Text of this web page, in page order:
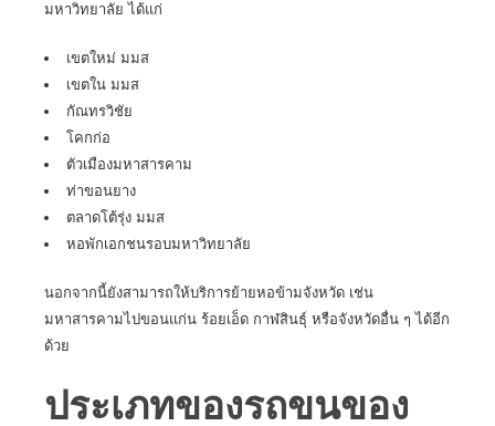
มหาวิทยาลัย ได้แก่
เขตใหม่ มมส
เขตใน มมส
กัณทรวิชัย
โคกก่อ
ตัวเมืองมหาสารคาม
ท่าขอนยาง
ตลาดโต้รุ่ง มมส
หอพักเอกชนรอบมหาวิทยาลัย
นอกจากนี้ยังสามารถให้บริการย้ายหอข้ามจังหวัด เช่น
มหาสารคามไปขอนแก่น ร้อยเอ็ด กาฬสินธุ์ หรือจังหวัดอื่น ๆ ได้อีก
ด้วย
ประเภทของรถขนของ